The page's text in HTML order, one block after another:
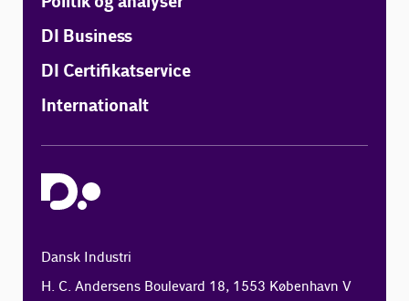
DI Business
DI Certifikatservice
Internationalt
Dansk Industri
H. C. Andersens Boulevard 18, 1553 København V